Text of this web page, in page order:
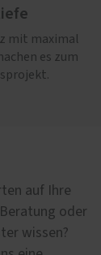
mit maximal
es zum
auf Ihre
oder
wissen?